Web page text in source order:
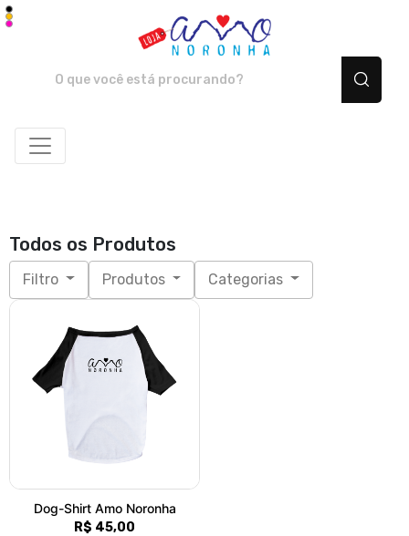
Todos os Produtos
Filtro Produtos Categorias
Dog-Shirt Amo Noronha
R$ 45,00